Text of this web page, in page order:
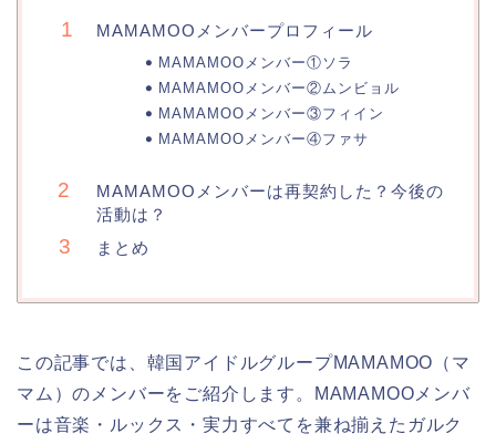
MAMAMOOメンバープロフィール
MAMAMOOメンバー①ソラ
MAMAMOOメンバー②ムンビョル
MAMAMOOメンバー③フィイン
MAMAMOOメンバー④ファサ
MAMAMOOメンバーは再契約した？今後の
活動は？
まとめ
この記事では、韓国アイドルグループMAMAMOO（マ
マム）のメンバーをご紹介します。MAMAMOOメンバ
ーは音楽・ルックス・実力すべてを兼ね揃えたガルク